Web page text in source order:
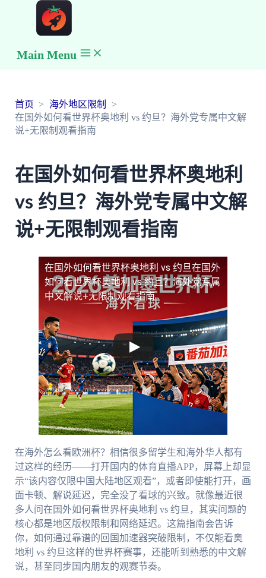
Main Menu
首页
海外地区限制
在国外如何看世界杯奥地利 vs 约旦？海外党专属中文解
说+无限制观看指南
在国外如何看世界杯奥地利
vs 约旦？海外党专属中文解
说+无限制观看指南
在国外如何看世界杯奥地利 vs 约旦在国外
如何看世界杯奥地利 vs 约旦？海外党专属
中文解说+无限制观看指南
在海外怎么看欧洲杯？相信很多留学生和海外华人都有
过这样的经历——打开国内的体育直播APP，屏幕上却显
示“该内容仅限中国大陆地区观看”，或者即使能打开，画
面卡顿、解说延迟，完全没了看球的兴致。就像最近很
多人问在国外如何看世界杯奥地利 vs 约旦，其实问题的
核心都是地区版权限制和网络延迟。这篇指南会告诉
你，如何通过靠谱的回国加速器突破限制，不仅能看奥
地利 vs 约旦这样的世界杯赛事，还能听到熟悉的中文解
说，甚至同步国内朋友的观赛节奏。